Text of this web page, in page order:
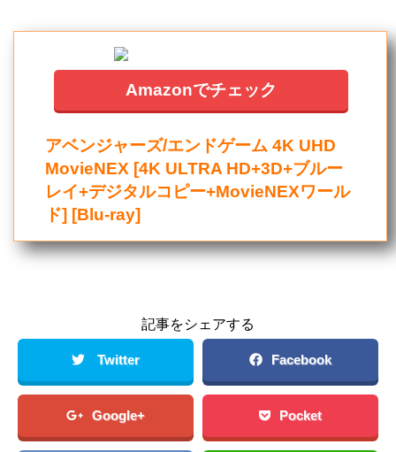
Amazonでチェック
アベンジャーズ/エンドゲーム 4K UHD
MovieNEX [4K ULTRA HD+3D+ブルー
レイ+デジタルコピー+MovieNEXワール
ド] [Blu-ray]
記事をシェアする
Twitter Facebook
Google+ Pocket